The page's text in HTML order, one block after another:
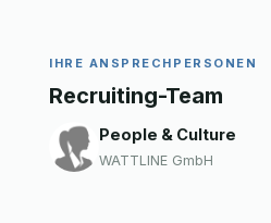
IHRE ANSPRECHPERSONEN
Recruiting-Team
People & Culture
WATTLINE GmbH